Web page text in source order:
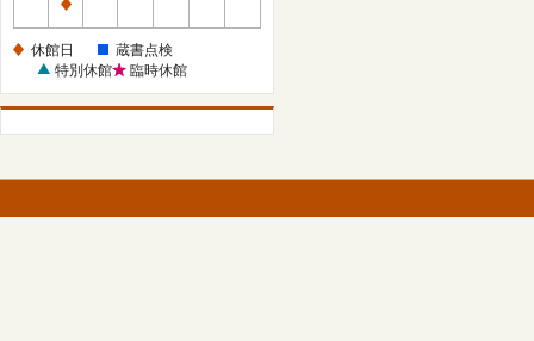
休
日
休館日
蔵書点検
特別休館
臨時休館